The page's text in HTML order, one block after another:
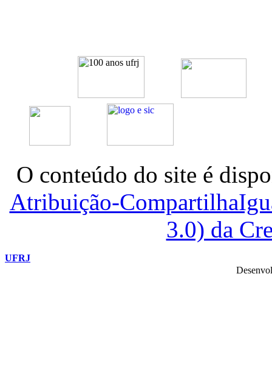
O conteúdo do site é
Atribuição-
3.0) da
UFRJ